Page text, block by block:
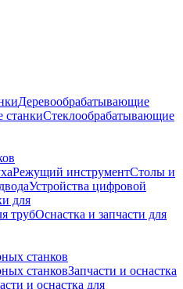
Деревообрабатывающие
станкиСтеклообрабатывающие
Режущий инструментСтолы и
Устройства цифровой
для
трубОснастка и запчасти для
станков
станковЗапчасти и оснастка
и оснастка для